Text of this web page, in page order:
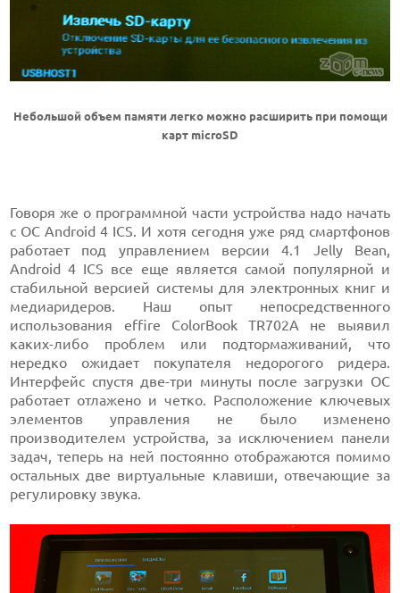
Небольшой объем памяти легко можно расширить при помощи
карт microSD
Говоря же о программной части устройства надо начать
с ОС Android 4 ICS. И хотя сегодня уже ряд смартфонов
работает под управлением версии 4.1 Jelly Bean,
Android 4 ICS все еще является самой популярной и
стабильной версией системы для электронных книг и
медиаридеров. Наш опыт непосредственного
использования effire ColorBook TR702A не выявил
каких-либо проблем или подтормаживаний, что
нередко ожидает покупателя недорогого ридера.
Интерфейс спустя две-три минуты после загрузки ОС
работает отлажено и четко. Расположение ключевых
элементов управления не было изменено
производителем устройства, за исключением панели
задач, теперь на ней постоянно отображаются помимо
остальных две виртуальные клавиши, отвечающие за
регулировку звука.